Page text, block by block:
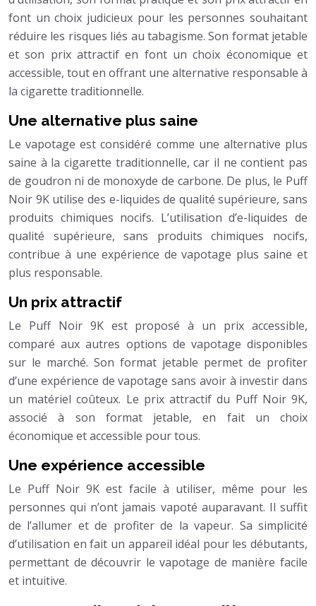
font un choix judicieux pour les personnes souhaitant
réduire les risques liés au tabagisme. Son format jetable
et son prix attractif en font un choix économique et
accessible, tout en offrant une alternative responsable à
la cigarette traditionnelle.
Une alternative plus saine
Le vapotage est considéré comme une alternative plus
saine à la cigarette traditionnelle, car il ne contient pas
de goudron ni de monoxyde de carbone. De plus, le Puff
Noir 9K utilise des e-liquides de qualité supérieure, sans
produits chimiques nocifs. L’utilisation d’e-liquides de
qualité supérieure, sans produits chimiques nocifs,
contribue à une expérience de vapotage plus saine et
plus responsable.
Un prix attractif
Le Puff Noir 9K est proposé à un prix accessible,
comparé aux autres options de vapotage disponibles
sur le marché. Son format jetable permet de profiter
d’une expérience de vapotage sans avoir à investir dans
un matériel coûteux. Le prix attractif du Puff Noir 9K,
associé à son format jetable, en fait un choix
économique et accessible pour tous.
Une expérience accessible
Le Puff Noir 9K est facile à utiliser, même pour les
personnes qui n’ont jamais vapoté auparavant. Il suffit
de l’allumer et de profiter de la vapeur. Sa simplicité
d’utilisation en fait un appareil idéal pour les débutants,
permettant de découvrir le vapotage de manière facile
et intuitive.